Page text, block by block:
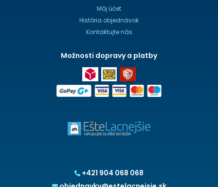
+421 904 068 068
Môj účet
História objednávok
Kontaktujte nás
Možnosti dopravy a platby